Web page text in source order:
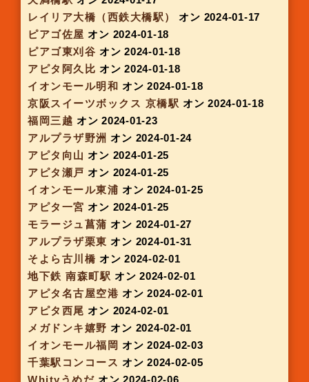
フレスポ鳥栖
モレラ岐阜 オン 2023-12-11
metoro opus梅田
大阪モノレール彩都西
イオンモール奈良登美ヶ丘
イオンモール祇園
オン 2023-12-14
MEGAドン・キホーテUNY嬉野
アピタ大府
地下鉄 三ノ宮駅
オン 2023-12-18
大阪メトロ 西梅田駅北
大丸 京都店
オン 2023-12-20
大阪モノレール南茨木駅
アクロスモール春日
イオンモール洛南
イオンモール鈴鹿
イオンモール鶴見緑地
スイーツボックス ルクア大阪
MEGAドン・キホーテUNY鈴鹿
アピタ安城南
アピタ北方 オン 2024-01-04
地下鉄京都駅西オン 2024-01-09
千葉駅コンコース
オン 2024-01-09